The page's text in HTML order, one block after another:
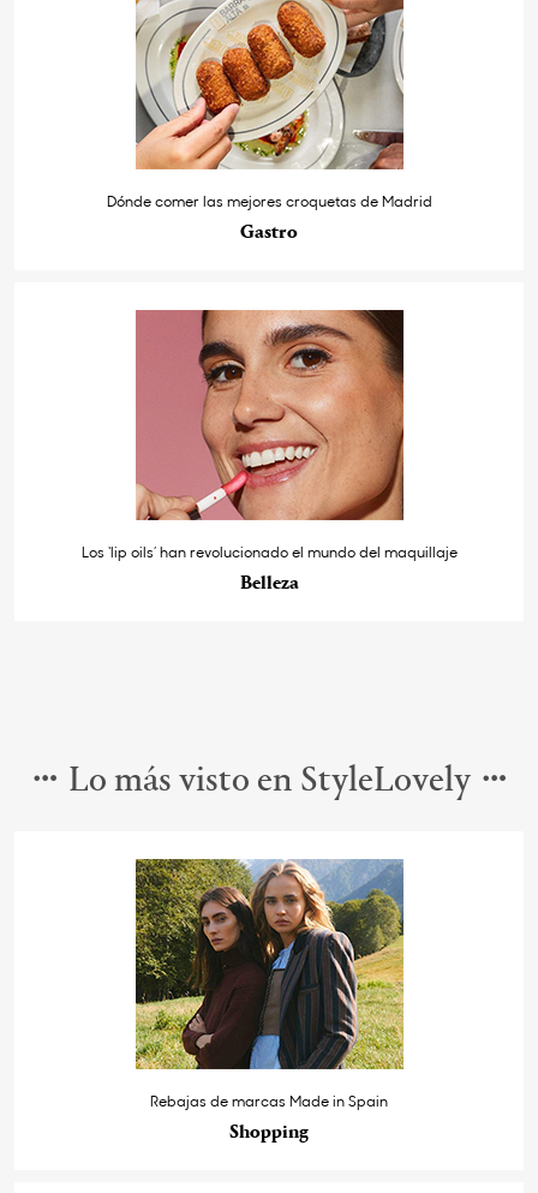
Dónde comer las mejores croquetas de Madrid
Gastro
Los ‘lip oils’ han revolucionado el mundo del maquillaje
Belleza
Lo más visto en StyleLovely
Rebajas de marcas Made in Spain
Shopping